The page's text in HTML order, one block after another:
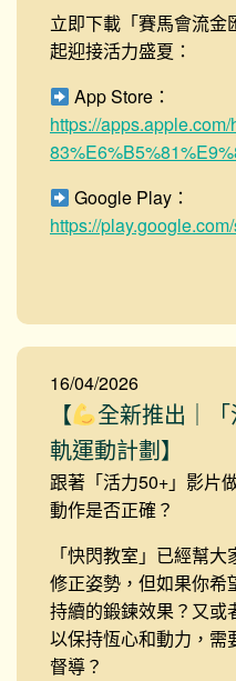
立即下載「賽馬會流
起迎接活力盛夏：
App Store：
https://
Google Play：
https://
16/04/2026
【
全新推出｜
軌運動計劃】
跟著「活力50+」影片
動作是否正確？
「快閃教室」已經幫
修正姿勢，但如果你希
持續的鍛鍊效果？又或
以保持恆心和動力，需
督導？